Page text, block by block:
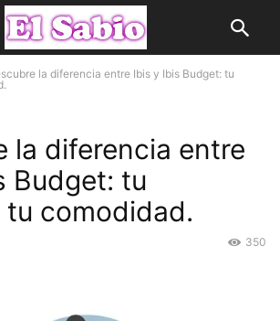
la diferencia entre Ibis y Ibis Budget: tu
la diferencia entre
Budget: tu
tu comodidad.
350